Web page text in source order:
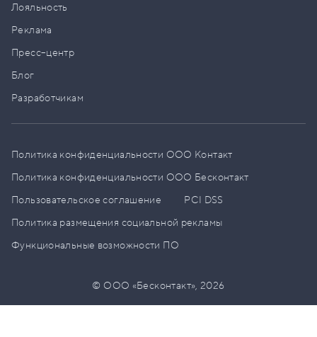
Лояльность
Реклама
Пресс–центр
Блог
Разработчикам
Политика конфиденциальности ООО Контакт
Политика конфиденциальности ООО Бесконтакт
Пользовательское соглашение
PCI DSS
Политика размещения социальной рекламы
Функциональные возможности ПО
© ООО «Бесконтакт»,2026